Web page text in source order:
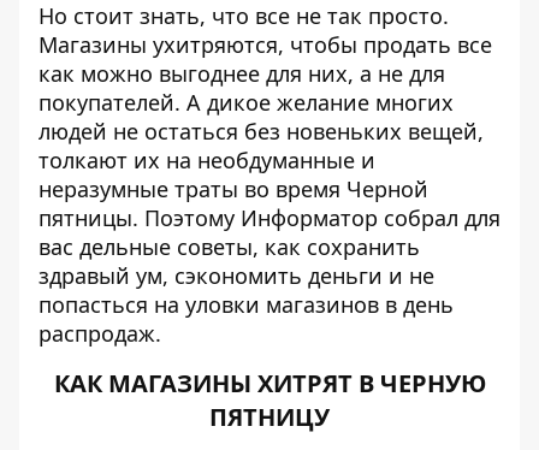
Но стоит знать, что все не так просто.
Магазины ухитряются, чтобы продать все
как можно выгоднее для них, а не для
покупателей. А дикое желание многих
людей не остаться без новеньких вещей,
толкают их на необдуманные и
неразумные траты во время Черной
пятницы. Поэтому Информатор собрал для
вас дельные советы, как сохранить
здравый ум, сэкономить деньги и не
попасться на уловки магазинов в день
распродаж.
КАК МАГАЗИНЫ ХИТРЯТ В ЧЕРНУЮ
ПЯТНИЦУ